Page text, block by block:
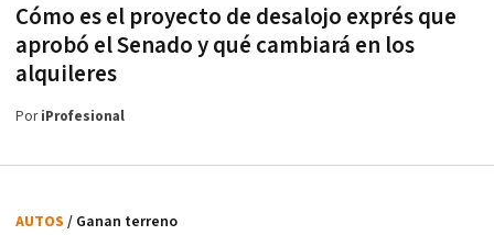
Cómo es el proyecto de desalojo exprés que
aprobó el Senado y qué cambiará en los
alquileres
PoriProfesional
AUTOS / Ganan terreno